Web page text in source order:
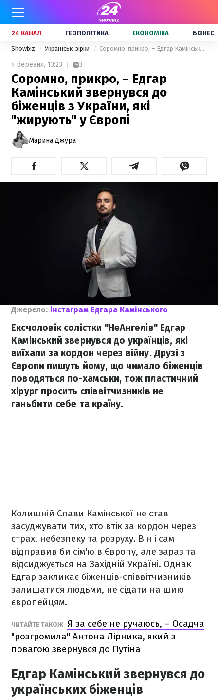
24 КАНАЛ ГЕОПОЛІТИКА ЕКОНОМІКА БІЗНЕС
Showbiz Українські зірки Соромно, прикро, – Едгар Камінський звернувся до біженців з України, які "жирують" у Європі
4 березня, 13:23 3
Соромно, прикро, – Едгар
Камінський звернувся до
біженців з України, які
"жирують" у Європі
Марина Джура
Джерело: інстаграм Едгара Камінського
Ексчоловік солістки "НеАнгелів" Едгар
Камінський звернувся до українців, які
виїхали за кордон через війну. Друзі з
Європи пишуть йому, що чимало біженців
поводяться по-хамськи, тож пластичний
хірург просить співвітчизників не
ганьбити себе та країну.
Колишній Слави Камінської не став
засуджувати тих, хто втік за кордон через
страх, небезпеку та розруху. Він і сам
відправив би сім'ю в Європу, але зараз та
відсиджується на Західній Україні. Однак
Едгар закликає біженців-співвітчизників
залишатися людьми, не сідати на шию
європейцям.
ЧИТАЙТЕ ТАКОЖ Я за себе не ручаюсь, – Осадча
"розгромила" Антона Лірника, який з
повагою звернувся до Путіна
Едгар Камінський звернувся до
українських біженців